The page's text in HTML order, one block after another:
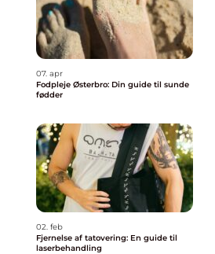
07. apr
Fodpleje Østerbro: Din guide til sunde
fødder
02. feb
Fjernelse af tatovering: En guide til
laserbehandling